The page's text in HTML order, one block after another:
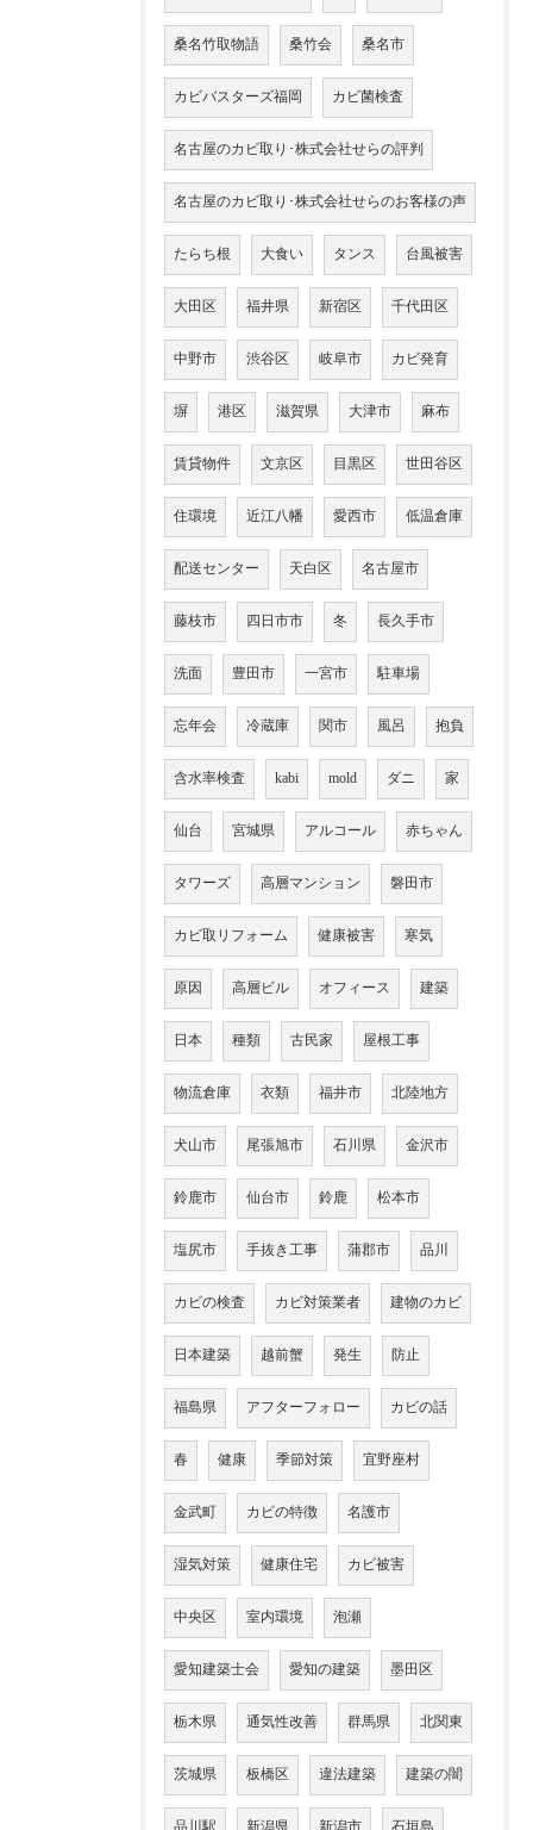
桑名竹取物語 桑竹会 桑名市
カビバスターズ福岡 カビ菌検査
名古屋のカビ取り･株式会社せらの評判
名古屋のカビ取り･株式会社せらのお客様の声
たらち根 大食い タンス 台風被害
大田区 福井県 新宿区 千代田区
中野市 渋谷区 岐阜市 カビ発育
塀 港区 滋賀県 大津市 麻布
賃貸物件 文京区 目黒区 世田谷区
住環境 近江八幡 愛西市 低温倉庫
配送センター 天白区 名古屋市
藤枝市 四日市市 冬 長久手市
洗面 豊田市 一宮市 駐車場
忘年会 冷蔵庫 関市 風呂 抱負
含水率検査 kabi mold ダニ 家
仙台 宮城県 アルコール 赤ちゃん
タワーズ 高層マンション 磐田市
カビ取リフォーム 健康被害 寒気
原因 高層ビル オフィース 建築
日本 種類 古民家 屋根工事
物流倉庫 衣類 福井市 北陸地方
犬山市 尾張旭市 石川県 金沢市
鈴鹿市 仙台市 鈴鹿 松本市
塩尻市 手抜き工事 蒲郡市 品川
カビの検査 カビ対策業者 建物のカビ
日本建築 越前蟹 発生 防止
福島県 アフターフォロー カビの話
春 健康 季節対策 宜野座村
金武町 カビの特徴 名護市
湿気対策 健康住宅 カビ被害
中央区 室内環境 泡瀬
愛知建築士会 愛知の建築 墨田区
栃木県 通気性改善 群馬県 北関東
茨城県 板橋区 違法建築 建築の闇